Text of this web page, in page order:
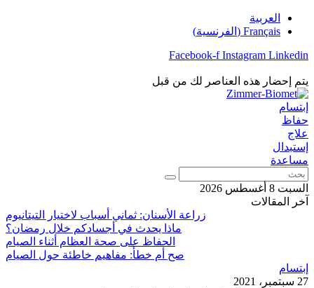
تخطي
العربية
Français
( الفرنسية)
Facebook-f Instagram Linkedin
يتم إحضار هذه العناصر لك من قبل
إبتسام
حفاظ
علاج
إستبدال
مساعدة
بحث
السبت 8 أغسطس 2026
آخر المقالات
زراعة الأسنان: ثماني أسباب لاختيار التيتانيوم
ماذا يحدث في أجسادكم خلال رمضان؟
الحفاظ على صحة العظام أثناء الصيام
صح أم خطأ: مفاهيم خاطئة حول الصيام
إبتسام
27 سبتمبر، 2021